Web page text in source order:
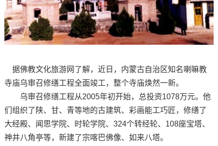
据佛教文化旅游网了解，近日，内蒙古自治区知名喇嘛教
寺庙乌审召修缮工程全面竣工，整个寺庙焕然一新。
乌审召修缮工程从2005年初开始，总投资1078万元。他
们组织了陕、甘、青等地的古建筑、彩画能工巧匠，修缮了
大经殿、闻思学院、时轮学院、324个转经轮、108座宝塔、
神井八角亭等，新建了宗喀巴佛像、如来八塔。